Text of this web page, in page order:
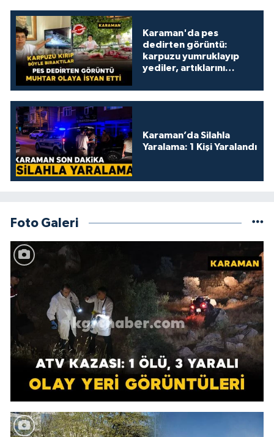
Karaman'da pes
dedirten görüntü:
karpuzu yumruklayıp
yediler, artıklarını
Karaman’da Silahla
Yaralama: 1 Kişi Yaralandı
Foto Galeri